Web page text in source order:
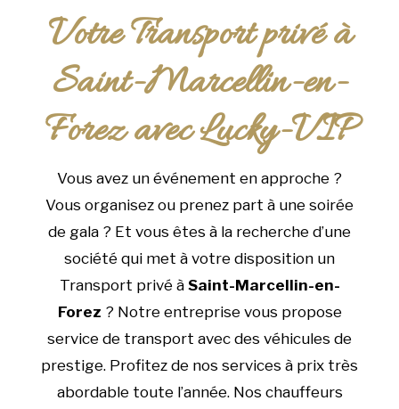
Votre Transport privé à
Saint-Marcellin-en-
Forez avec Lucky-VIP
Vous avez un événement en approche ?
Vous organisez ou prenez part à une soirée
de gala ? Et vous êtes à la recherche d’une
société qui met à votre disposition un
Transport privé à Saint-Marcellin-en-
Forez ? Notre entreprise vous propose
service de transport avec des véhicules de
prestige. Profitez de nos services à prix très
abordable toute l’année. Nos chauffeurs